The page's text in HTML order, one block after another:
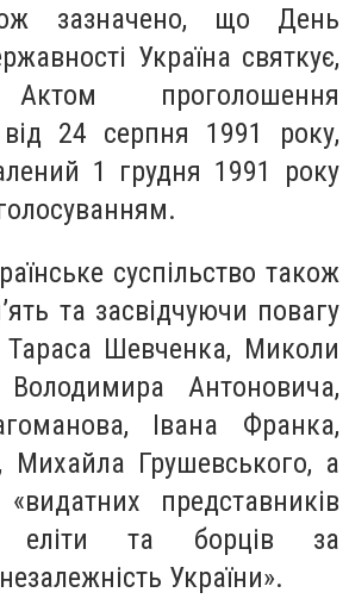
зазначено, що День
Україна святкує,
проголошення
від 24 серпня 1991 року,
1 грудня 1991 року
суспільство також
та засвідчуючи повагу
Тараса Шевченка, Миколи
Володимира Антоновича,
Івана Франка,
Михайла Грушевського, а
представників
еліти та борців за
України».